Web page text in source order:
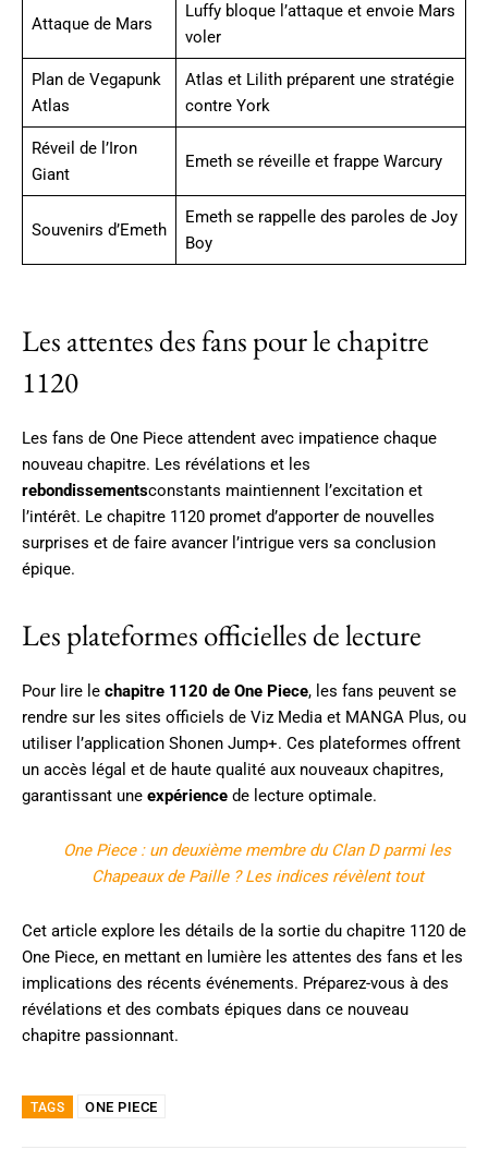
Attaque de Mars
Luffy bloque l’attaque et envoie Mars
voler
Plan de Vegapunk
Atlas
Atlas et Lilith préparent une stratégie
contre York
Réveil de l’Iron
Giant
Emeth se réveille et frappe Warcury
Souvenirs d’Emeth
Emeth se rappelle des paroles de Joy
Boy
Les attentes des fans pour le chapitre
1120
Les fans de One Piece attendent avec impatience chaque
nouveau chapitre. Les révélations et les
rebondissementsconstants maintiennent l’excitation et
l’intérêt. Le chapitre 1120 promet d’apporter de nouvelles
surprises et de faire avancer l’intrigue vers sa conclusion
épique.
Les plateformes officielles de lecture
Pour lire le chapitre 1120 de One Piece, les fans peuvent se
rendre sur les sites officiels de Viz Media et MANGA Plus, ou
utiliser l’application Shonen Jump+. Ces plateformes offrent
un accès légal et de haute qualité aux nouveaux chapitres,
garantissant une expérience de lecture optimale.
One Piece : un deuxième membre du Clan D parmi les
Chapeaux de Paille ? Les indices révèlent tout
Cet article explore les détails de la sortie du chapitre 1120 de
One Piece, en mettant en lumière les attentes des fans et les
implications des récents événements. Préparez-vous à des
révélations et des combats épiques dans ce nouveau
chapitre passionnant.
TAGS ONE PIECE